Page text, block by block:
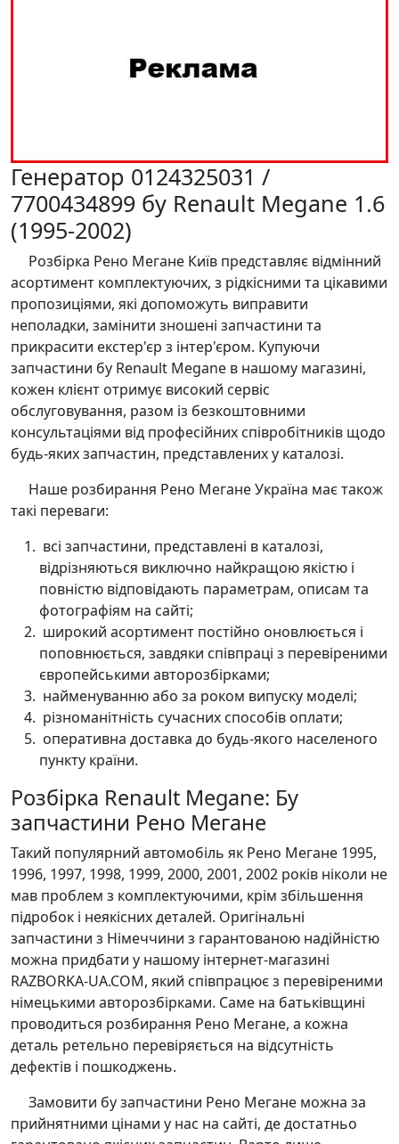
Генератор 0124325031 /
7700434899 бу Renault Megane 1.6
(1995-2002)
Розбірка Рено Мегане Київ представляє відмінний
асортимент комплектуючих, з рідкісними та цікавими
пропозиціями, які допоможуть виправити
неполадки, замінити зношені запчастини та
прикрасити екстер'єр з інтер'єром. Купуючи
запчастини бу Renault Megane в нашому магазині,
кожен клієнт отримує високий сервіс
обслуговування, разом із безкоштовними
консультаціями від професійних співробітників щодо
будь-яких запчастин, представлених у каталозі.
Наше розбирання Рено Мегане Україна має також
такі переваги:
всі запчастини, представлені в каталозі,
відрізняються виключно найкращою якістю і
повністю відповідають параметрам, описам та
фотографіям на сайті;
широкий асортимент постійно оновлюється і
поповнюється, завдяки співпраці з перевіреними
європейськими авторозбірками;
найменуванню або за роком випуску моделі;
різноманітність сучасних способів оплати;
оперативна доставка до будь-якого населеного
пункту країни.
Розбірка Renault Megane: Бу
запчастини Рено Мегане
Такий популярний автомобіль як Рено Мегане 1995,
1996, 1997, 1998, 1999, 2000, 2001, 2002 років ніколи не
мав проблем з комплектуючими, крім збільшення
підробок і неякісних деталей. Оригінальні
запчастини з Німеччини з гарантованою надійністю
можна придбати у нашому інтернет-магазині
RAZBORKA-UA.COM, який співпрацює з перевіреними
німецькими авторозбірками. Саме на батьківщині
проводиться розбирання Рено Мегане, а кожна
деталь ретельно перевіряється на відсутність
дефектів і пошкоджень.
Замовити бу запчастини Рено Мегане можна за
прийнятними цінами у нас на сайті, де достатньо